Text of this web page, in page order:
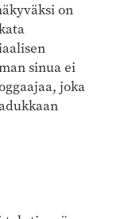
on
sinua ei
joka